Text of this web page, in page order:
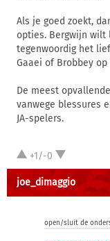
Als je goed zoekt,
opties. Bergwijn wilt
tegenwoordig het
Gaaei of Brobbey
De meest
vanwege blessures
JA-spelers.
+1/-0
joe_dimaggio
open/sluit de